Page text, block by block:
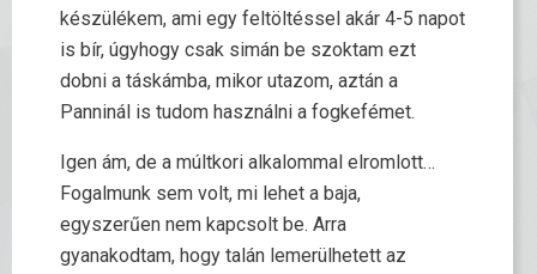
készülékem, ami egy feltöltéssel akár 4-5 napot
is bír, úgyhogy csak simán be szoktam ezt
dobni a táskámba, mikor utazom, aztán a
Panninál is tudom használni a fogkefémet.
Igen ám, de a múltkori alkalommal elromlott…
Fogalmunk sem volt, mi lehet a baja,
egyszerűen nem kapcsolt be. Arra
gyanakodtam, hogy talán lemerülhetett az